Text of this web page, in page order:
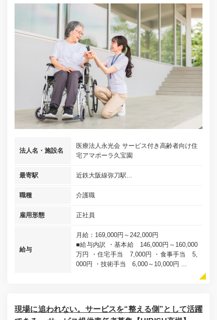
法人名・施設名
医療法人永光会 サービス付き高齢者向け住
宅アマポーラ久宝園
最寄駅 近鉄大阪線弥刀駅...
職種 介護職
雇用形態 正社員
給与
月給：169,000円～242,000円
■給与内訳 ・基本給 146,000円～160,000
万円 ・住宅手当 7,000円 ・食事手当 5,
000円 ・技術手当 6,000～10,000円 ...
現場に追われない。サービスを“整える側”として活躍